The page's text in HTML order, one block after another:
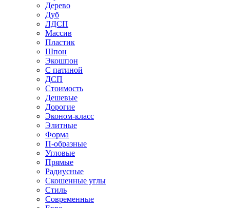
Дерево
Дуб
ЛДСП
Массив
Пластик
Шпон
Экошпон
С патиной
ДСП
Стоимость
Дешевые
Дорогие
Эконом-класс
Элитные
Форма
П-образные
Угловые
Прямые
Радиусные
Скошенные углы
Стиль
Современные